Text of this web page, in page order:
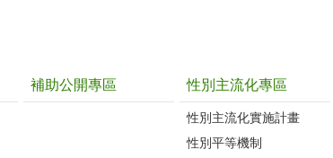
補助公開專區 性別主流化專區
性別主流化實施計畫
性別平等機制